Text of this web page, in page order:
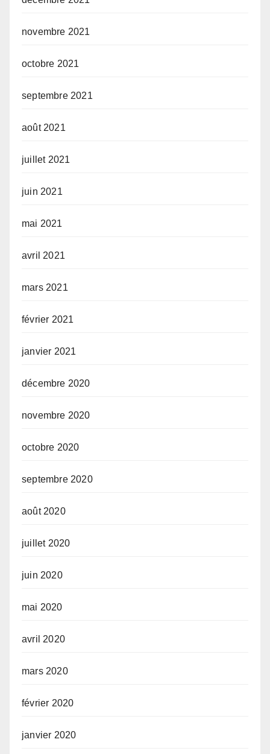
novembre 2021
octobre 2021
septembre 2021
août 2021
juillet 2021
juin 2021
mai 2021
avril 2021
mars 2021
février 2021
janvier 2021
décembre 2020
novembre 2020
octobre 2020
septembre 2020
août 2020
juillet 2020
juin 2020
mai 2020
avril 2020
mars 2020
février 2020
janvier 2020